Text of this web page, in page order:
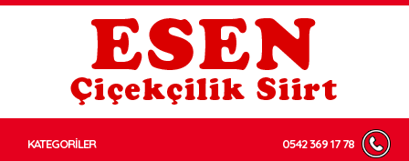
KATEGORİLER 0542 369 17 78